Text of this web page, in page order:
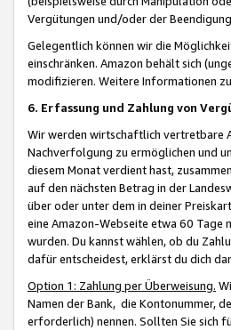
Vergütungen und/oder der
Gelegentlich können wir die
einschränken. Amazon behält sich
modifizieren. Weitere Informationen
6. Erfassung und Zahlung von
Wir werden wirtschaftlich vertretbare
Nachverfolgung zu ermöglichen und
diesem Monat verdient hast,
auf den nächsten Betrag in der
über oder unter dem in deiner
eine Amazon-Webseite etwa 60 Tage
wurden. Du kannst wählen, ob du
dafür entscheidest, erklärst du dich
Option 1: Zahlung per Überweisung.
Namen der Bank, die Kontonummer,
erforderlich) nennen. Sollten Sie sich